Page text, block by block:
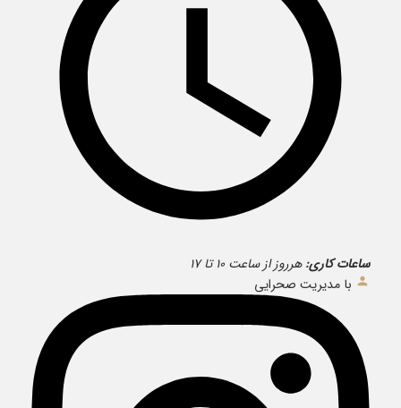
ساعات کاری: هرروز از ساعت ۱۰ تا ۱۷
با مدیریت صحرایی